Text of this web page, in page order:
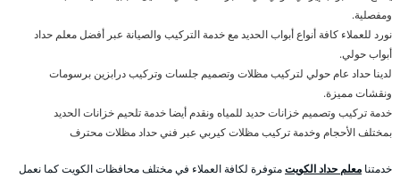
ومفصلية.
نورد للعملاء كافة أنواع أبواب الحديد مع خدمة التركيب والصيانة عبر أفضل معلم حداد
أبواب حولي.
لدينا حداد عام حولي لتركيب مظلات وتصميم جلسات وتركيب درابزين برسومات
ونقشات مميزة.
خدمة تركيب وتصميم خزانات حديد للمياه ونقدم أيضا خدمة تلحيم خزانات الحديد
بمختلف الأحجام وخدمة تركيب مظلات كيربي عبر فني حداد مظلات محترف
خدمتنا معلم حداد الكويتمتوفرة لكافة العملاء في مختلف محافظات الكويت كما نعمل